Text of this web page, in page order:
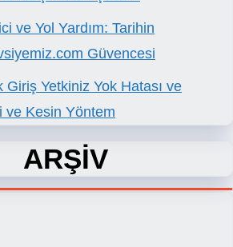
ve Yol Yardım: Tarihin
Güvencesi
Giriş Yetkiniz Yok Hatası ve
ve Kesin Yöntem
ARŞİV